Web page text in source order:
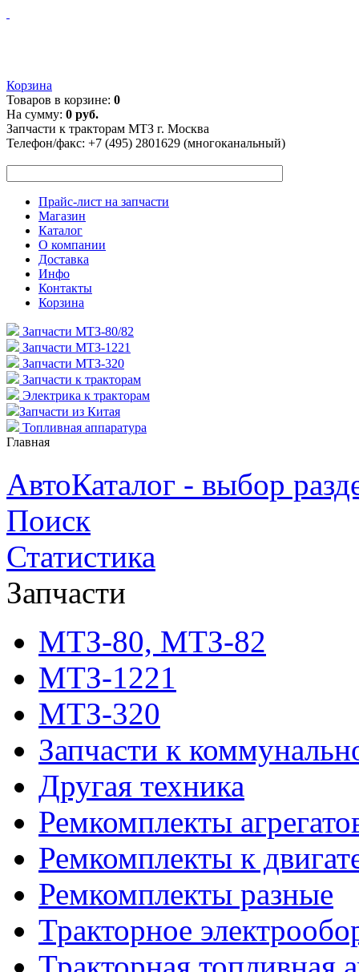
Корзина
Товаров в корзине: 0
На сумму: 0 руб.
Запчасти к тракторам МТЗ г. Москва
Телефон/факс: +7 (495) 2801629 (многоканальный)
Прайс-лист на запчасти
Магазин
Каталог
О компании
Доставка
Инфо
Контакты
Корзина
Запчасти МТЗ-80/82
Запчасти МТЗ-1221
Запчасти МТЗ-320
Запчасти к тракторам
Электрика к тракторам
Запчасти из Китая
Топливная аппаратура
Главная
АвтоКаталог - выбор
Поиск
Статистика
Запчасти
МТЗ-80, МТЗ-82
МТЗ-1221
МТЗ-320
Запчасти к
Другая техника
Ремкомплекты
Ремкомплекты к
Ремкомплекты разные
Тракторное